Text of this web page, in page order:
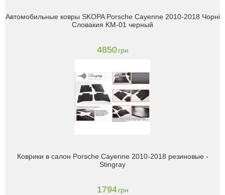
Автомобильные ковры SKOPA Porsche Cayenne 2010-2018 Чорні
Словакия KM-01 черный
4850 грн
Коврики в салон Porsche Cayenne 2010-2018 резиновые -
Stingray
1794 грн